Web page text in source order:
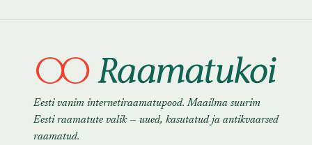
Eesti vanim internetiraamatupood. Maailma suurim
Eesti raamatute valik — uued, kasutatud ja antikvaarsed
raamatud.